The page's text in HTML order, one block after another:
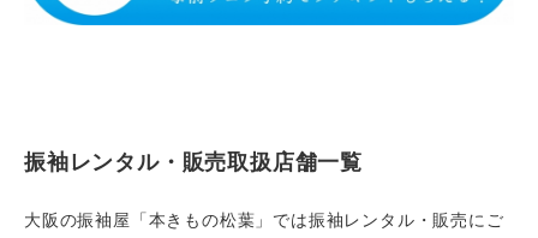
振袖レンタル・販売取扱店舗一覧
大阪の振袖屋「本きもの松葉」では振袖レンタル・販売にご